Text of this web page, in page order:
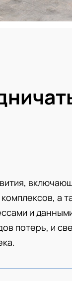
а
и
потерь, и